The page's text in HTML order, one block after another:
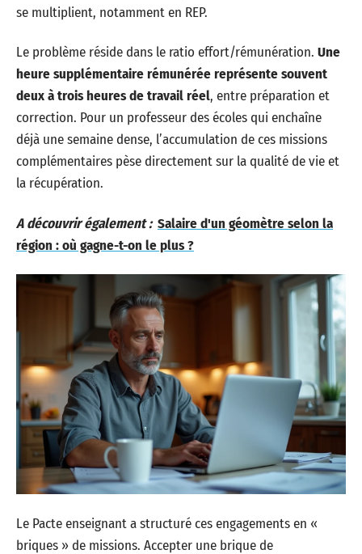
se multiplient, notamment en REP.
Le problème réside dans le ratio effort/rémunération. Une
heure supplémentaire rémunérée représente souvent
deux à trois heures de travail réel, entre préparation et
correction. Pour un professeur des écoles qui enchaîne
déjà une semaine dense, l’accumulation de ces missions
complémentaires pèse directement sur la qualité de vie et
la récupération.
A découvrir également : Salaire d'un géomètre selon la
région : où gagne-t-on le plus ?
Le Pacte enseignant a structuré ces engagements en «
briques » de missions. Accepter une brique de